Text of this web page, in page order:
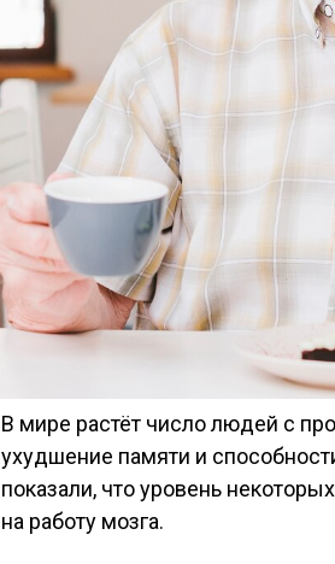
В мире растёт число людей с
ухудшение памяти и
показали, что уровень
на работу мозга.